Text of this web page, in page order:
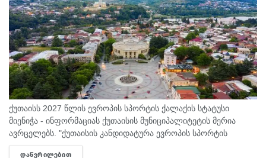
ქუთაისს 2027 წლის ევროპის სპორტის ქალაქის სტატუსი
მიენიჭა - ინფორმაციას ქუთაისის მუნიციპალიტეტის მერია
ავრცელებს. "ქუთაისის კანდიდატურა ევროპის სპორტის
დედაქალაქებისა და ქალაქების ფედერაციაში ( ACES )
ᲓᲐᲬᲕᲠᲘᲚᲔᲑᲘᲗ